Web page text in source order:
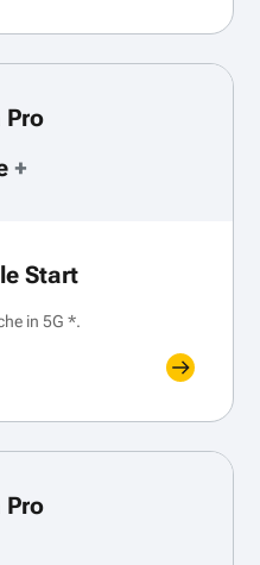
Pro
+
Start
in 5G *.
Pro